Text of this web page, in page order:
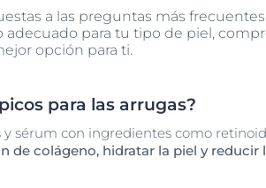
a las preguntas más
adecuado para tu tipo de piel,
opción para ti.
para las arrugas?
sérum con ingredientes como
de colágeno, hidratar la piel y reducir